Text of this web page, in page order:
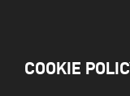
COOKIE